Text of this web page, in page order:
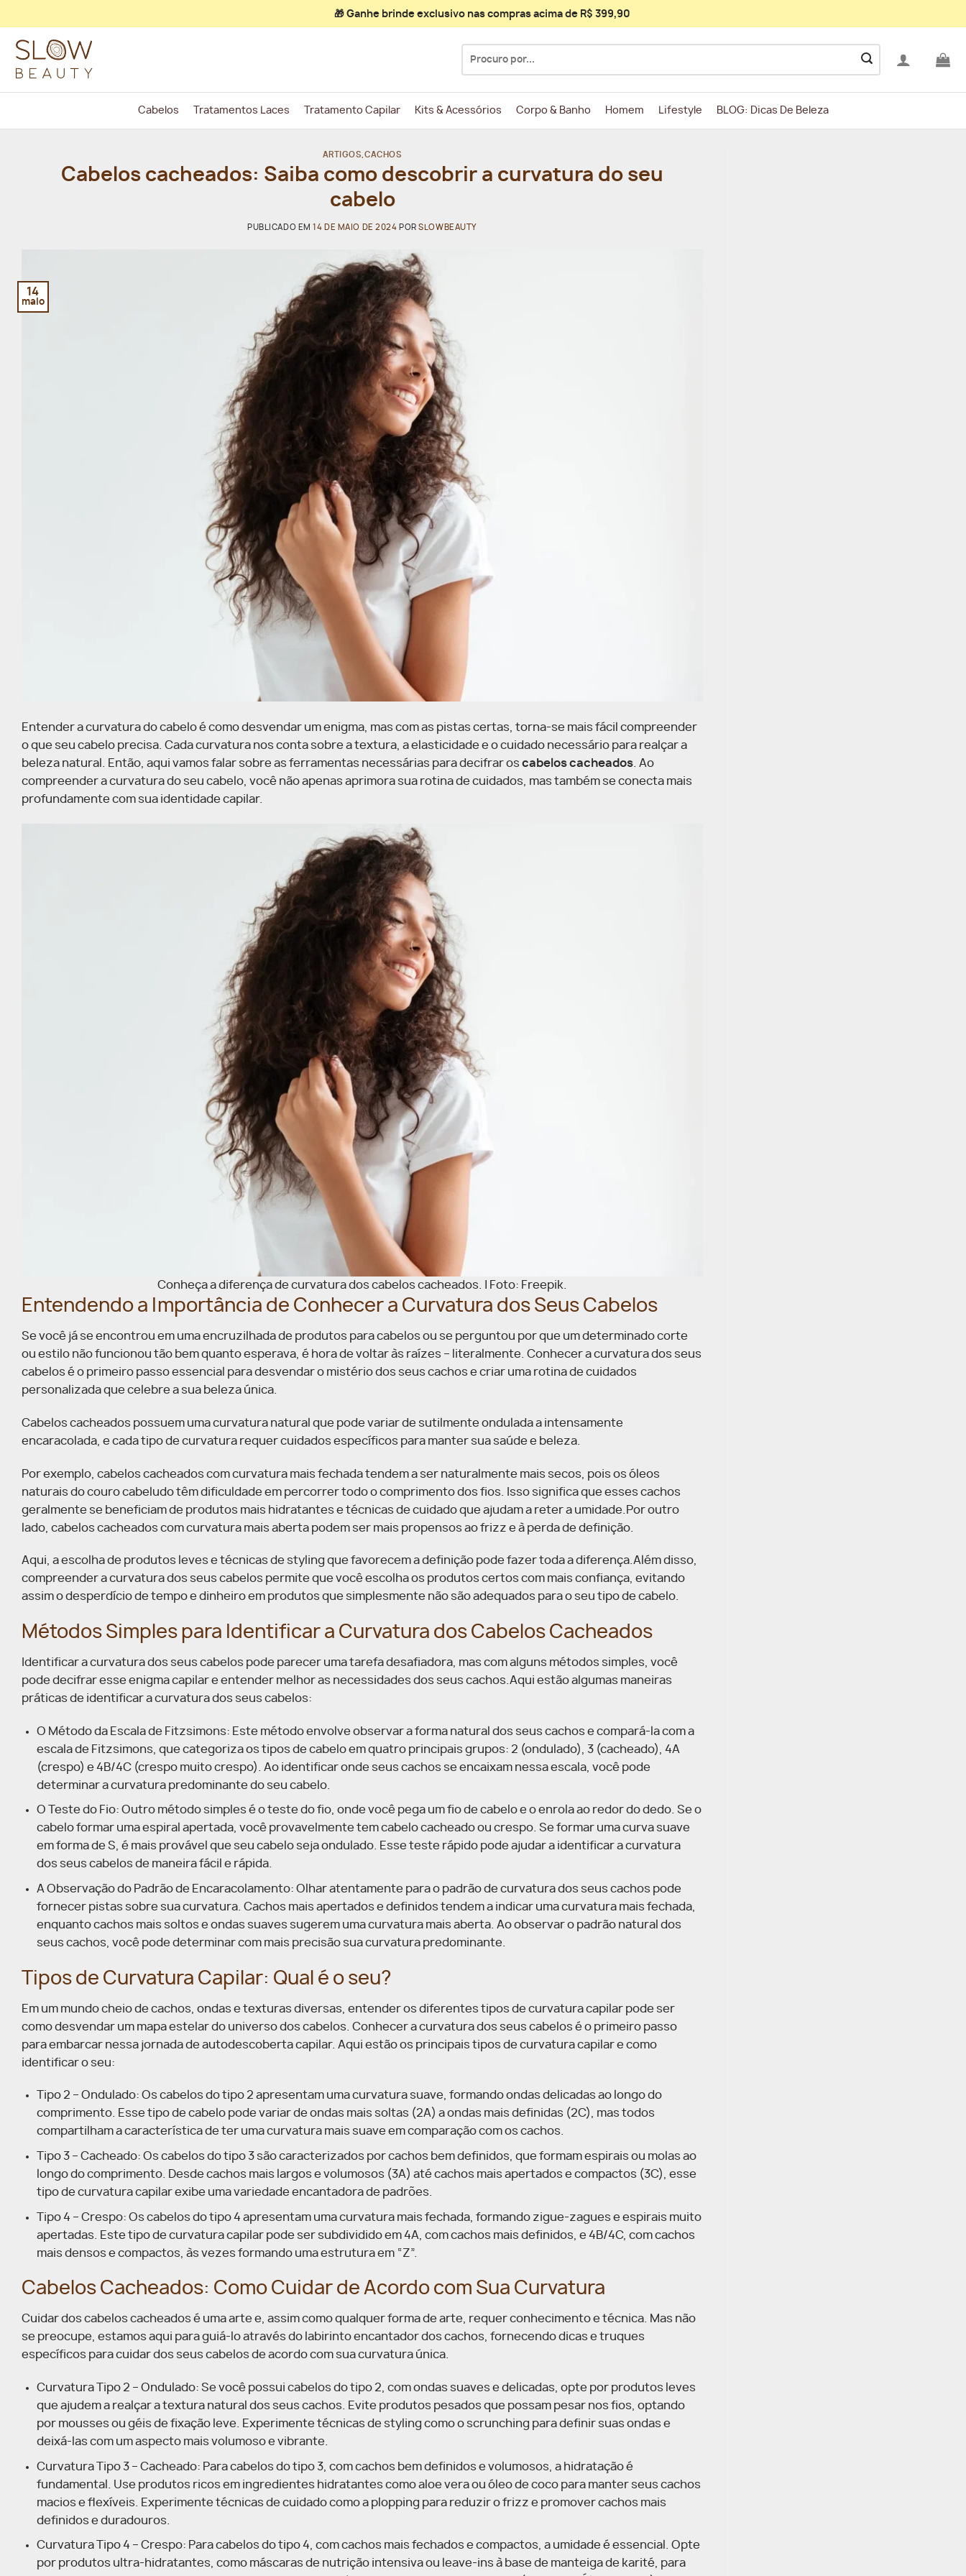
to
content
🎁 Ganhe brinde exclusivonas compras acima de R$ 399,90
por:
Cabelos Tratamentos Laces Tratamento Capilar Kits & Acessórios Corpo & Banho Homem Lifestyle BLOG: Dicas De Beleza
ARTIGOS ,CACHOS
Cabelos cacheados: Saiba como descobrir a curvatura do seu
cabelo
PUBLICADO EM14 DE MAIO DE 2024 PORSLOWBEAUTY
14
maio
Entender a curvatura do cabelo é como desvendar um enigma, mas com as pistas certas, torna-se mais fácil compreender
o que seu cabelo precisa. Cada curvatura nos conta sobre a textura, a elasticidade e o cuidado necessário para realçar a
beleza natural. Então, aqui vamos falar sobre as ferramentas necessárias para decifrar oscabelos cacheados. Ao
compreender a curvatura do seu cabelo, você não apenas aprimora sua rotina de cuidados, mas também se conecta mais
profundamente com sua identidade capilar.
Conheça a diferença de curvatura dos cabelos cacheados. | Foto: Freepik.
Entendendo a Importância de Conhecer a Curvatura dos Seus Cabelos
Se você já se encontrou em uma encruzilhada de produtos para cabelos ou se perguntou por que um determinado corte
ou estilo não funcionou tão bem quanto esperava, é hora de voltar às raízes – literalmente. Conhecer a curvatura dos seus
cabelos é o primeiro passo essencial para desvendar o mistério dos seus cachos e criar uma rotina de cuidados
personalizada que celebre a sua beleza única.
Cabelos cacheados possuem uma curvatura natural que pode variar de sutilmente ondulada a intensamente
encaracolada, e cada tipo de curvatura requer cuidados específicos para manter sua saúde e beleza.
Por exemplo, cabelos cacheados com curvatura mais fechada tendem a ser naturalmente mais secos, pois os óleos
naturais do couro cabeludo têm dificuldade em percorrer todo o comprimento dos fios. Isso significa que esses cachos
geralmente se beneficiam de produtos mais hidratantes e técnicas de cuidado que ajudam a reter a umidade.Por outro
lado, cabelos cacheados com curvatura mais aberta podem ser mais propensos ao frizz e à perda de definição.
Aqui, a escolha de produtos leves e técnicas de styling que favorecem a definição pode fazer toda a diferença.Além disso,
compreender a curvatura dos seus cabelos permite que você escolha os produtos certos com mais confiança, evitando
assim o desperdício de tempo e dinheiro em produtos que simplesmente não são adequados para o seu tipo de cabelo.
Métodos Simples para Identificar a Curvatura dos Cabelos Cacheados
Identificar a curvatura dos seus cabelos pode parecer uma tarefa desafiadora, mas com alguns métodos simples, você
pode decifrar esse enigma capilar e entender melhor as necessidades dos seus cachos. Aqui estão algumas maneiras
práticas de identificar a curvatura dos seus cabelos:
O Método da Escala de Fitzsimons: Este método envolve observar a forma natural dos seus cachos e compará-la com a
escala de Fitzsimons, que categoriza os tipos de cabelo em quatro principais grupos: 2 (ondulado), 3 (cacheado), 4A
(crespo) e 4B/4C (crespo muito crespo). Ao identificar onde seus cachos se encaixam nessa escala, você pode
determinar a curvatura predominante do seu cabelo.
O Teste do Fio: Outro método simples é o teste do fio, onde você pega um fio de cabelo e o enrola ao redor do dedo. Se o
cabelo formar uma espiral apertada, você provavelmente tem cabelo cacheado ou crespo. Se formar uma curva suave
em forma de S, é mais provável que seu cabelo seja ondulado. Esse teste rápido pode ajudar a identificar a curvatura
dos seus cabelos de maneira fácil e rápida.
A Observação do Padrão de Encaracolamento: Olhar atentamente para o padrão de curvatura dos seus cachos pode
fornecer pistas sobre sua curvatura. Cachos mais apertados e definidos tendem a indicar uma curvatura mais fechada,
enquanto cachos mais soltos e ondas suaves sugerem uma curvatura mais aberta. Ao observar o padrão natural dos
seus cachos, você pode determinar com mais precisão sua curvatura predominante.
Tipos de Curvatura Capilar: Qual é o seu?
Em um mundo cheio de cachos, ondas e texturas diversas, entender os diferentes tipos de curvatura capilar pode ser
como desvendar um mapa estelar do universo dos cabelos. Conhecer a curvatura dos seus cabelos é o primeiro passo
para embarcar nessa jornada de autodescoberta capilar. Aqui estão os principais tipos de curvatura capilar e como
identificar o seu:
Tipo 2 – Ondulado: Os cabelos do tipo 2 apresentam uma curvatura suave, formando ondas delicadas ao longo do
comprimento. Esse tipo de cabelo pode variar de ondas mais soltas (2A) a ondas mais definidas (2C), mas todos
compartilham a característica de ter uma curvatura mais suave em comparação com os cachos.
Tipo 3 – Cacheado: Os cabelos do tipo 3 são caracterizados por cachos bem definidos, que formam espirais ou molas ao
longo do comprimento. Desde cachos mais largos e volumosos (3A) até cachos mais apertados e compactos (3C), esse
tipo de curvatura capilar exibe uma variedade encantadora de padrões.
Tipo 4 – Crespo: Os cabelos do tipo 4 apresentam uma curvatura mais fechada, formando zigue-zagues e espirais muito
apertadas. Este tipo de curvatura capilar pode ser subdividido em 4A, com cachos mais definidos, e 4B/4C, com cachos
mais densos e compactos, às vezes formando uma estrutura em “Z”.
Cabelos Cacheados: Como Cuidar de Acordo com Sua Curvatura
Cuidar dos cabelos cacheados é uma arte e, assim como qualquer forma de arte, requer conhecimento e técnica. Mas não
se preocupe, estamos aqui para guiá-lo através do labirinto encantador dos cachos, fornecendo dicas e truques
específicos para cuidar dos seus cabelos de acordo com sua curvatura única.
Curvatura Tipo 2 – Ondulado: Se você possui cabelos do tipo 2, com ondas suaves e delicadas, opte por produtos leves
que ajudem a realçar a textura natural dos seus cachos. Evite produtos pesados que possam pesar nos fios, optando
por mousses ou géis de fixação leve. Experimente técnicas de styling como o scrunching para definir suas ondas e
deixá-las com um aspecto mais volumoso e vibrante.
Curvatura Tipo 3 – Cacheado: Para cabelos do tipo 3, com cachos bem definidos e volumosos, a hidratação é
fundamental. Use produtos ricos em ingredientes hidratantes como aloe vera ou óleo de coco para manter seus cachos
macios e flexíveis. Experimente técnicas de cuidado como a plopping para reduzir o frizz e promover cachos mais
definidos e duradouros.
Curvatura Tipo 4 – Crespo: Para cabelos do tipo 4, com cachos mais fechados e compactos, a umidade é essencial. Opte
por produtos ultra-hidratantes, como máscaras de nutrição intensiva ou leave-ins à base de manteiga de karité, para